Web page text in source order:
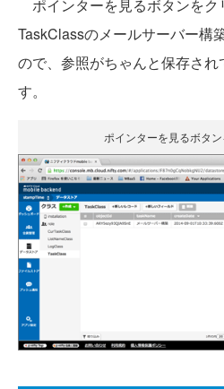
ポインターを見るボタンをク
TaskClassのメールサーバー構
ので、参照がちゃんと保存され
す。
ポインターを見るボタ